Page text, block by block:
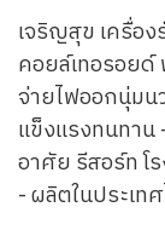
เจริญสุข เครื่อ
คอยล์เทอรอย
จ่ายไฟออกนุ่มน
แข็งแรงทนทา
อาศัย รีสอร์ท โ
- ผลิตในประเท